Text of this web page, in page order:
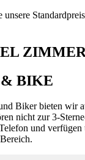
ZIMMER
& BIKE
Biker bieten wir
nicht zur 3-
und verfügen